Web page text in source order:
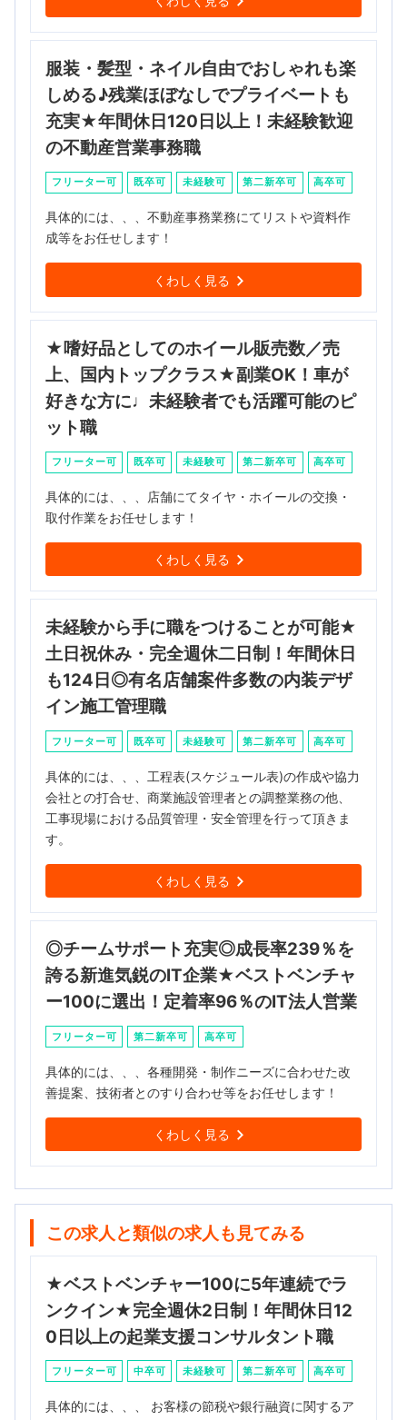
服装・髪型・ネイル自由でおしゃれも楽
しめる♪残業ほぼなしでプライベートも
充実★年間休日120日以上！未経験歓迎
の不動産営業事務職
フリーター可 既卒可 未経験可 第二新卒可 高卒可
具体的には、、、不動産事務業務にてリストや資料作
成等をお任せします！
くわしく見る
★嗜好品としてのホイール販売数／売
上、国内トップクラス★副業OK！車が
好きな方に♩未経験者でも活躍可能のピ
ット職
フリーター可 既卒可 未経験可 第二新卒可 高卒可
具体的には、、、店舗にてタイヤ・ホイールの交換・
取付作業をお任せします！
くわしく見る
未経験から手に職をつけることが可能★
土日祝休み・完全週休二日制！年間休日
も124日◎有名店舗案件多数の内装デザ
イン施工管理職
フリーター可 既卒可 未経験可 第二新卒可 高卒可
具体的には、、、工程表(スケジュール表)の作成や協力
会社との打合せ、商業施設管理者との調整業務の他、
工事現場における品質管理・安全管理を行って頂きま
す。
くわしく見る
◎チームサポート充実◎成長率239％を
誇る新進気鋭のIT企業★ベストベンチャ
ー100に選出！定着率96％のIT法人営業
フリーター可 第二新卒可 高卒可
具体的には、、、各種開発・制作ニーズに合わせた改
善提案、技術者とのすり合わせ等をお任せします！
くわしく見る
この求人と類似の求人も見てみる
★ベストベンチャー100に5年連続でラ
ンクイン★完全週休2日制！年間休日12
0日以上の起業支援コンサルタント職
フリーター可 中卒可 未経験可 第二新卒可 高卒可
具体的には、、、 お客様の節税や銀行融資に関するア